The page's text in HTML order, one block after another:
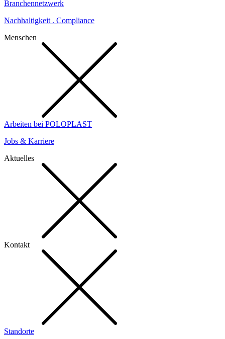
Branchennetzwerk
Nachhaltigkeit . Compliance
Menschen
Arbeiten bei POLOPLAST
Jobs & Karriere
Aktuelles
Kontakt
Standorte